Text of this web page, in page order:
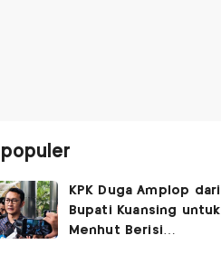
KPK Duga Amplop dari
Bupati Kuansing untuk
Menhut Berisi